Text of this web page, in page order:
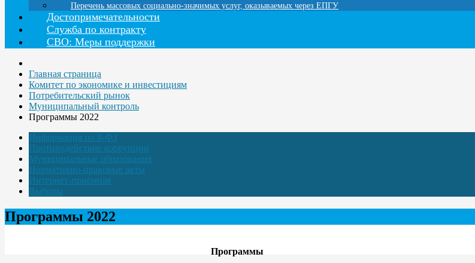
Перечень массовых социально-значимых услуг, оказываемых через ЕПГУ
Достопримечательности
Служба по контракту
СВО: Меры поддержки
Главная страница
Комитет по экономике и инвестициям
Потребительский рынок
Муниципальный контроль
Программы 2022
Информация по 8-ФЗ
Противодействие коррупции
Муниципальные образования
Нормативно-правовые акты
Интернет-приёмная
Выборы
Программы 2022
Программы